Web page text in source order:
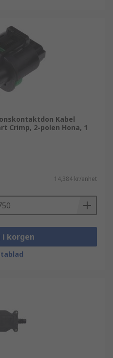
Kabel
Crimp, 2-polen Hona, 1
14,384 kr/enhet
i korgen